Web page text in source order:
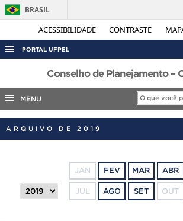
ACESSIBILIDADE CONTRASTE
BRASIL
PORTAL UFPEL
ACESSO À INFORMAÇÃO
AUDITORIA
COBALTO
CONCURSOS
OUVIDORIA
Conselho de Planejamento –
MENU
ARQUIVO DE 2019
JAN FEV MAR ABR
JUL AGO SET OUT